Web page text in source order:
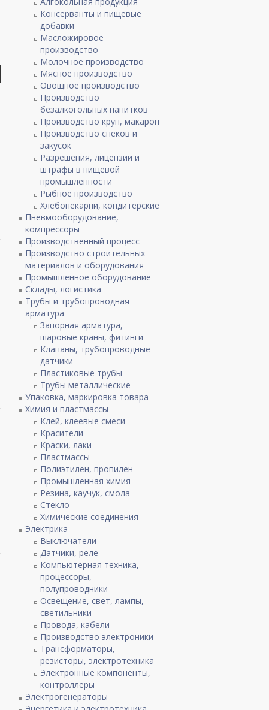
Консерванты и пищевые
добавки
Масложировое
производство
Молочное производство
Мясное производство
Овощное производство
Производство
безалкогольных напитков
Производство круп, макарон
Производство снеков и
закусок
Разрешения, лицензии и
штрафы в пищевой
промышленности
Рыбное производство
Хлебопекарни, кондитерские
Пневмооборудование,
компрессоры
Производственный процесс
Производство строительных
материалов и оборудования
Промышленное оборудование
Склады, логистика
Трубы и трубопроводная
арматура
Запорная арматура,
шаровые краны, фитинги
Клапаны, трубопроводные
датчики
Пластиковые трубы
Трубы металлические
Упаковка, маркировка товара
Химия и пластмассы
Клей, клеевые смеси
Красители
Краски, лаки
Пластмассы
Полиэтилен, пропилен
Промышленная химия
Резина, каучук, смола
Стекло
Химические соединения
Электрика
Выключатели
Датчики, реле
Компьютерная техника,
процессоры,
полупроводники
Освещение, свет, лампы,
светильники
Провода, кабели
Производство электроники
Трансформаторы,
резисторы, электротехника
Электронные компоненты,
контроллеры
Электрогенераторы